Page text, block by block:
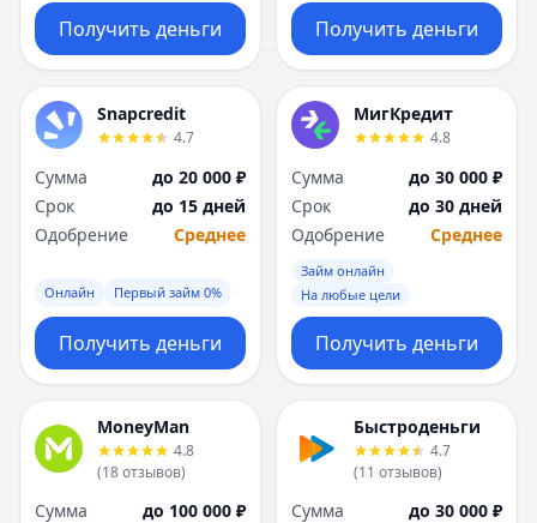
Получить деньги Получить деньги
Snapcredit
4.7
Сумма
до 20 000 ₽
Срок
до 15 дней
Одобрение
Среднее
Онлайн Первый займ 0%
Получить деньги
МигКредит
4.8
Сумма
до 30 000 ₽
Срок
до 30 дней
Одобрение
Среднее
Займ онлайн
На любые цели
Получить деньги
MoneyMan
4.8
(18отзывов)
Сумма
до 100 000 ₽
Быстроденьги
4.7
(11 отзывов)
Сумма
до 30 000 ₽